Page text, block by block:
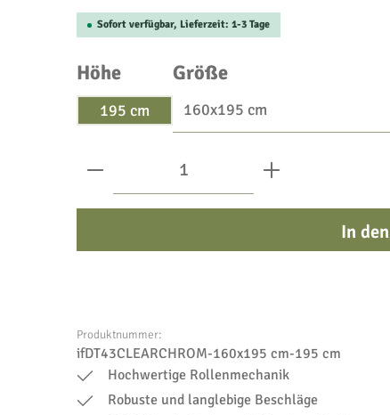
Sofort verfügbar, Lieferzeit: 1-3 Tage
Höheauswählen
195 cm
Größeauswählen
Produkt Anzahl: Gib den
In
Produktnummer:
ifDT43CLEARCHROM-160x195 cm-195 cm
Hochwertige Rollenmechanik
Robuste und langlebige Beschläge